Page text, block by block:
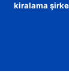
kiralama